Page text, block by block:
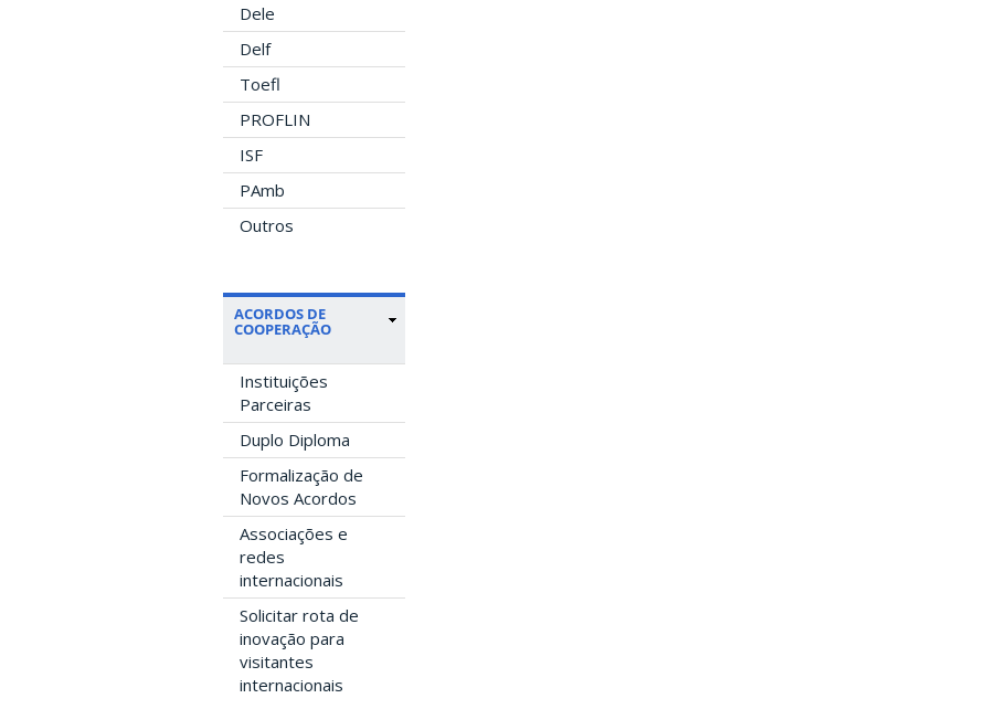
Dele
Delf
Toefl
PROFLIN
ISF
PAmb
Outros
ACORDOS DE
COOPERAÇÃO
Instituições
Parceiras
Duplo Diploma
Formalização de
Novos Acordos
Associações e
redes
internacionais
Solicitar rota de
inovação para
visitantes
internacionais